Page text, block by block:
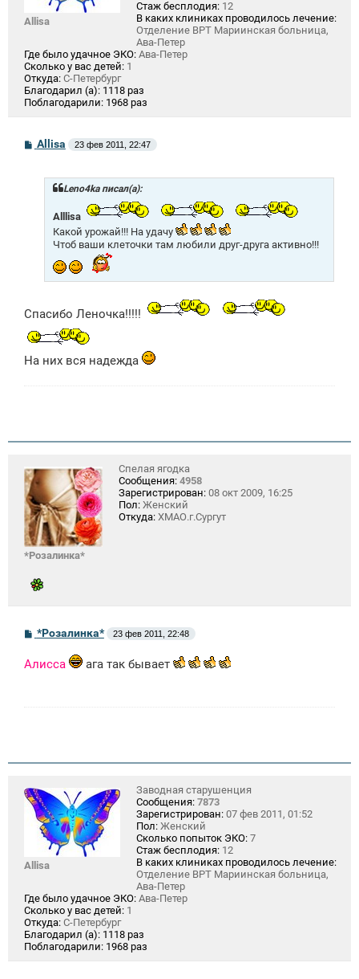
Allisa
Стаж бесплодия: 12
В каких клиниках проводилось лечение:
Отделение ВРТ Мариинская больница,
Ава-Петер
Где было удачное ЭКО: Ава-Петер
Сколько у вас детей: 1
Откуда: С-Петербург
Благодарил (а): 1118 раз
Поблагодарили: 1968 раз
С
о
Allisa 23 фев 2011, 22:47
Leno4ka писал(а):
Alllisa
Какой урожай!!! На удачу
Чтоб ваши клеточки там любили друг-друга активно!!!
Спасибо Леночка!!!!!
На них вся надежда
*Розалинка*
Спелая ягодка
Сообщения: 4958
Зарегистрирован: 08 окт 2009, 16:25
Пол: Женский
Откуда: ХМАО.г.Сургут
С
б
*Розалинка* 23 фев 2011, 22:48
Алисса ага так бывает
Allisa
Заводная старушенция
Сообщения: 7873
Зарегистрирован: 07 фев 2011, 01:52
Пол: Женский
Сколько попыток ЭКО: 7
Стаж бесплодия: 12
В каких клиниках проводилось лечение:
Отделение ВРТ Мариинская больница,
Ава-Петер
Где было удачное ЭКО: Ава-Петер
Сколько у вас детей: 1
Откуда: С-Петербург
Благодарил (а): 1118 раз
Поблагодарили: 1968 раз